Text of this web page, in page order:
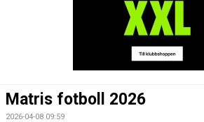
DOKUMENT
Matris fotboll 2026
2026-04-08 09:59